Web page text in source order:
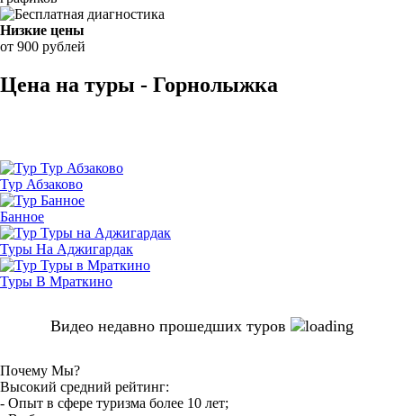
Низкие цены
от 900 рублей
Цена на туры - Горнолыжка
Тур Абзаково
Банное
Туры На Аджигардак
Туры В Мраткино
Видео недавно прошедших туров
Почему Мы?
Высокий средний рейтинг:
- Опыт в сфере туризма более 10 лет;